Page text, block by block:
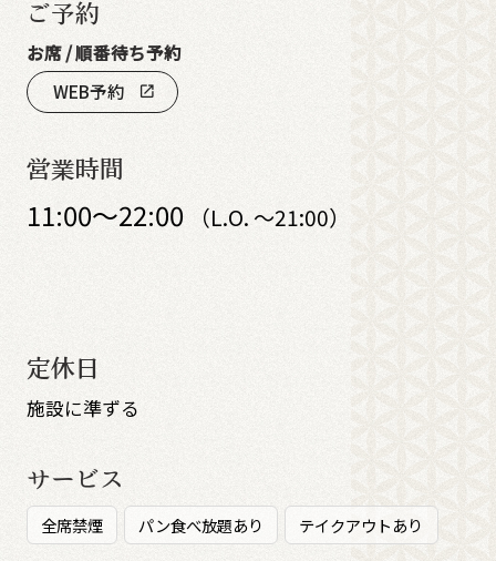
ご予約
お席 / 順番待ち予約
WEB予約
open_in_new
営業時間
11:00～22:00 （L.O. ～21:00）
定休日
施設に準ずる
サービス
全席禁煙 パン食べ放題あり テイクアウトあり